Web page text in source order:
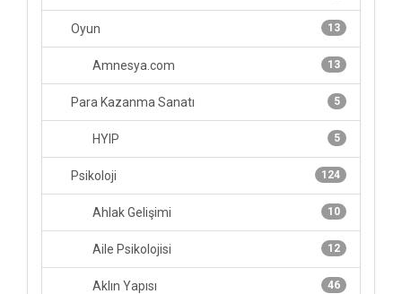
13
Oyun
13
Amnesya.com
5
Para Kazanma Sanatı
5
HYIP
124
Psikoloji
10
Ahlak Gelişimi
12
Aile Psikolojisi
46
Aklın Yapısı